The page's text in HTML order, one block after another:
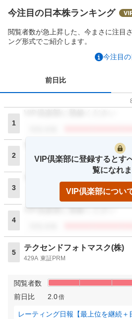
今注目の日本株ランキング
閲覧者数が急上昇した、今まさに注目
ング形式でご紹介します。
今注目
前日比
1
2
VIP倶楽部に登録ください
閲覧者数
3
4
VIP倶楽部に登録ください
5
テクセンドフォトマスク(株)
429A 東証PRM
閲覧者数
前日比
2.0倍
レーティング日報【最上位を継続
VIP倶楽部に登録するとす
覧になれま
VIP倶楽部につい